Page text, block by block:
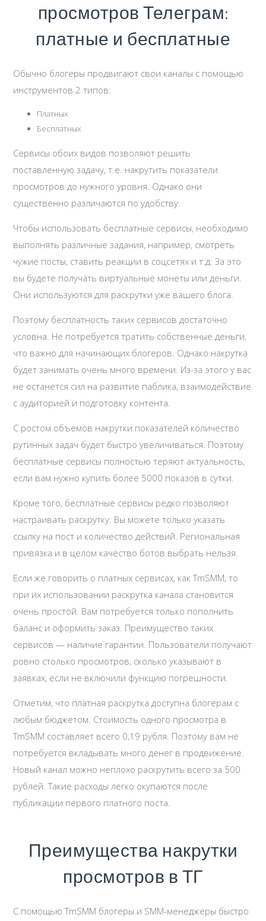
просмотров Телеграм:
платные и бесплатные
Обычно блогеры продвигают свои каналы с помощью
инструментов 2 типов:
Платных
Бесплатных
Сервисы обоих видов позволяют решить
поставленную задачу, т.е. накрутить показатели
просмотров до нужного уровня. Однако они
существенно различаются по удобству.
Чтобы использовать бесплатные сервисы, необходимо
выполнять различные задания, например, смотреть
чужие посты, ставить реакции в соцсетях и т.д. За это
вы будете получать виртуальные монеты или деньги.
Они используются для раскрутки уже вашего блога.
Поэтому бесплатность таких сервисов достаточно
условна. Не потребуется тратить собственные деньги,
что важно для начинающих блогеров. Однако накрутка
будет занимать очень много времени. Из-за этого у вас
не останется сил на развитие паблика, взаимодействие
с аудиторией и подготовку контента.
С ростом объемов накрутки показателей количество
рутинных задач будет быстро увеличиваться. Поэтому
бесплатные сервисы полностью теряют актуальность,
если вам нужно купить более 5000 показов в сутки.
Кроме того, бесплатные сервисы редко позволяют
настраивать раскрутку. Вы можете только указать
ссылку на пост и количество действий. Региональная
привязка и в целом качество ботов выбрать нельзя.
Если же говорить о платных сервисах, как TmSMM, то
при их использовании раскрутка канала становится
очень простой. Вам потребуется только пополнить
баланс и оформить заказ. Преимущество таких
сервисов — наличие гарантии. Пользователи получают
ровно столько просмотров, сколько указывают в
заявках, если не включили функцию погрешности.
Отметим, что платная раскрутка доступна блогерам с
любым бюджетом. Стоимость одного просмотра в
TmSMM составляет всего 0,19 рубля. Поэтому вам не
потребуется вкладывать много денег в продвижение.
Новый канал можно неплохо раскрутить всего за 500
рублей. Такие расходы легко окупаются после
публикации первого платного поста.
Преимущества накрутки
просмотров в ТГ
С помощью TmSMM блогеры и SMM-менеджеры быстро